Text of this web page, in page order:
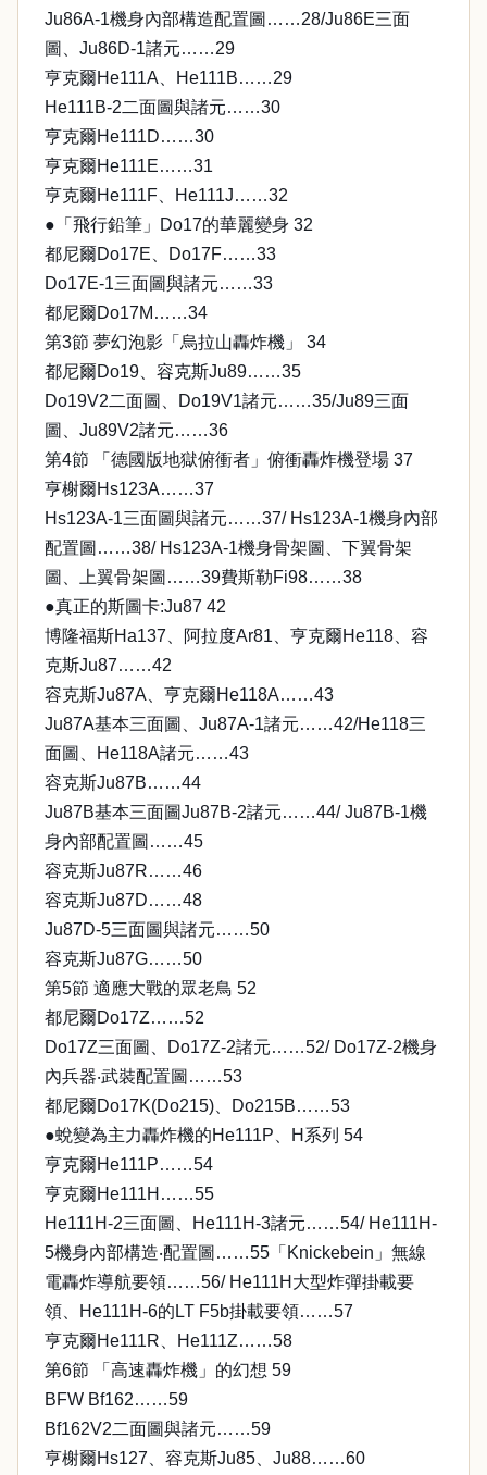
Ju86A-1機身內部構造配置圖……28/Ju86E三面
圖、Ju86D-1諸元……29
亨克爾He111A、He111B……29
He111B-2二面圖與諸元……30
亨克爾He111D……30
亨克爾He111E……31
亨克爾He111F、He111J……32
●「飛行鉛筆」Do17的華麗變身 32
都尼爾Do17E、Do17F……33
Do17E-1三面圖與諸元……33
都尼爾Do17M……34
第3節 夢幻泡影「烏拉山轟炸機」 34
都尼爾Do19、容克斯Ju89……35
Do19V2二面圖、Do19V1諸元……35/Ju89三面
圖、Ju89V2諸元……36
第4節 「德國版地獄俯衝者」俯衝轟炸機登場 37
亨榭爾Hs123A……37
Hs123A-1三面圖與諸元……37/ Hs123A-1機身內部
配置圖……38/ Hs123A-1機身骨架圖、下翼骨架
圖、上翼骨架圖……39費斯勒Fi98……38
●真正的斯圖卡:Ju87 42
博隆福斯Ha137、阿拉度Ar81、亨克爾He118、容
克斯Ju87……42
容克斯Ju87A、亨克爾He118A……43
Ju87A基本三面圖、Ju87A-1諸元……42/He118三
面圖、He118A諸元……43
容克斯Ju87B……44
Ju87B基本三面圖Ju87B-2諸元……44/ Ju87B-1機
身內部配置圖……45
容克斯Ju87R……46
容克斯Ju87D……48
Ju87D-5三面圖與諸元……50
容克斯Ju87G……50
第5節 適應大戰的眾老鳥 52
都尼爾Do17Z……52
Do17Z三面圖、Do17Z-2諸元……52/ Do17Z-2機身
內兵器‧武裝配置圖……53
都尼爾Do17K(Do215)、Do215B……53
●蛻變為主力轟炸機的He111P、H系列 54
亨克爾He111P……54
亨克爾He111H……55
He111H-2三面圖、He111H-3諸元……54/ He111H-
5機身內部構造‧配置圖……55「Knickebein」無線
電轟炸導航要領……56/ He111H大型炸彈掛載要
領、He111H-6的LT F5b掛載要領……57
亨克爾He111R、He111Z……58
第6節 「高速轟炸機」的幻想 59
BFW Bf162……59
Bf162V2二面圖與諸元……59
亨榭爾Hs127、容克斯Ju85、Ju88……60